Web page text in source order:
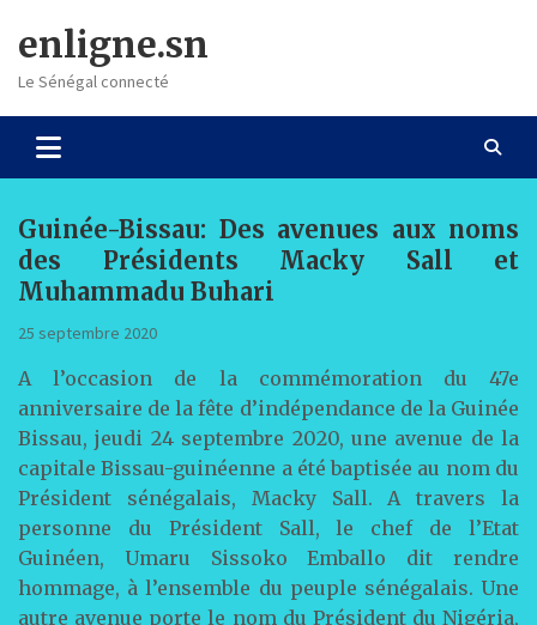
content
enligne.sn
Le Sénégal connecté
Guinée-Bissau: Des avenues aux noms
des Présidents Macky Sall et
Muhammadu Buhari
25 septembre 2020
A l’occasion de la commémoration du 47e
anniversaire de la fête d’indépendance de la Guinée
Bissau, jeudi 24 septembre 2020, une avenue de la
capitale Bissau-guinéenne a été baptisée au nom du
Président sénégalais, Macky Sall. A travers la
personne du Président Sall, le chef de l’Etat
Guinéen, Umaru Sissoko Emballo dit rendre
hommage, à l’ensemble du peuple sénégalais. Une
autre avenue porte le nom du Président du Nigéria,